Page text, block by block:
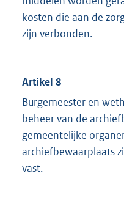
kosten die aan de
zijn verbonden.
Artikel 8
Burgemeester en
beheer van de
gemeentelijke
archiefbewaarplaats
vast.